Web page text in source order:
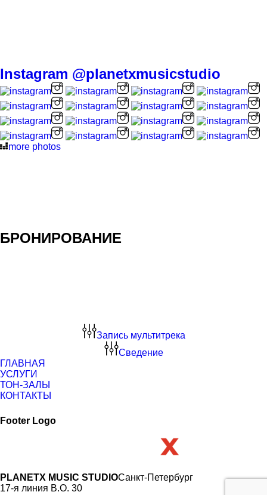
Instagram @planetxmusicstudio
more photos
БРОНИРОВАНИЕ
Запись мультитрека
Сведение
ГЛАВНАЯ
УСЛУГИ
ТОН-ЗАЛЫ
КОНТАКТЫ
Footer Logo
PLANETX MUSIC STUDIOСанкт-Петербург
17-я линия В.О. 30